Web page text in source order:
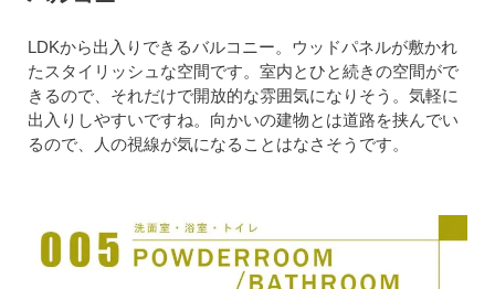
LDKから出入りできるバルコニー。ウッドパネルが敷かれ
たスタイリッシュな空間です。室内とひと続きの空間がで
きるので、それだけで開放的な雰囲気になりそう。気軽に
出入りしやすいですね。向かいの建物とは道路を挟んでい
るので、人の視線が気になることはなさそうです。